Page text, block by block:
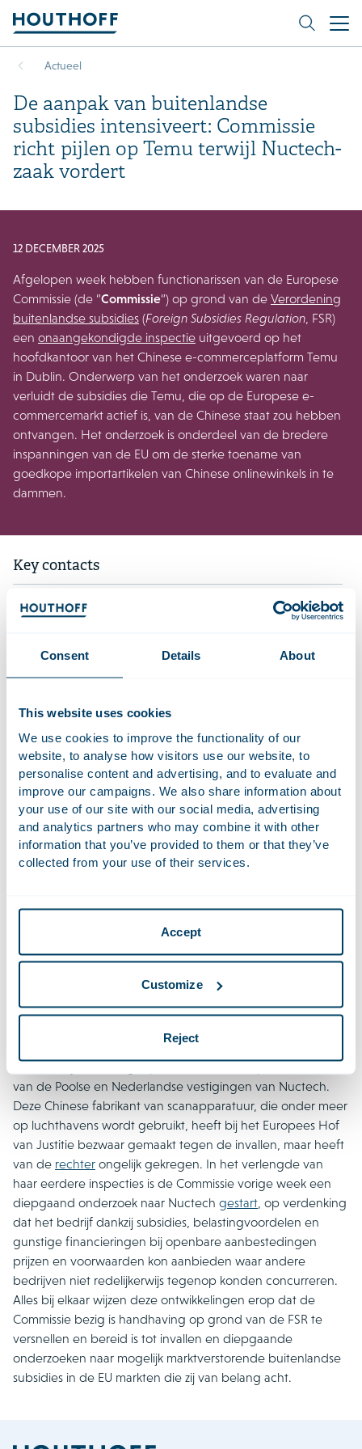
Consent Details About
This website uses cookies
We use cookies to improve the functionality of our
website, to analyse how visitors use our website, to
personalise content and advertising, and to evaluate and
improve our campaigns. We also share information about
your use of our site with our social media, advertising
and analytics partners who may combine it with other
information that you’ve provided to them or that they’ve
collected from your use of their services.
Accept
Customize
Reject
Actueel
De aanpak van buitenlandse
subsidies intensiveert: Commissie
richt pijlen op Temu terwijl Nuctech-
zaak vordert
12 DECEMBER 2025
Afgelopen week hebben functionarissen van de Europese
Commissie (de “Commissie“) op grond van de Verordening
buitenlandse subsidies (Foreign Subsidies Regulation, FSR)
een onaangekondigde inspectie uitgevoerd op het
hoofdkantoor van het Chinese e-commerceplatform Temu
in Dublin. Onderwerp van het onderzoek waren naar
verluidt de subsidies die Temu, die op de Europese e-
commercemarkt actief is, van de Chinese staat zou hebben
ontvangen. Het onderzoek is onderdeel van de bredere
inspanningen van de EU om de sterke toename van
goedkope importartikelen van Chinese onlinewinkels in te
dammen.
Key contacts
Yvo de Vries
Advocaat | Partner
Greetje van Heezik
Met de FSR wil de EU oneerlijke concurrentie op de interne
markt tegengaan door op te treden tegen
marktverstorende subsidies uit landen buiten de EU.
Dergelijke subsidies kunnen de begunstigde
ondernemingen een oneerlijk voordeel verschaffen en
derhalve de interne markt negatief beïnvloeden. In de FSR
is een meldingsplicht opgenomen voor bepaalde openbare
) onderzoeken verschillen wezenlijk
van onderzoeken naar aanleiding van een melding: de
Commissie wordt niet beperkt door strikte deadlines en kan
subsidies die tot tien jaar terug (maar niet eerder dan juli
2018) zijn ontvangen onderzoeken, versus drie jaar bij
van de Poolse en Nederlandse vestigingen van Nuctech.
Deze Chinese fabrikant van scanapparatuur, die onder meer
op luchthavens wordt gebruikt, heeft bij het Europees Hof
van Justitie bezwaar gemaakt tegen de invallen, maar heeft
van de rechter ongelijk gekregen. In het verlengde van
haar eerdere inspecties is de Commissie vorige week een
diepgaand onderzoek naar Nuctech gestart, op verdenking
dat het bedrijf dankzij subsidies, belastingvoordelen en
gunstige financieringen bij openbare aanbestedingen
prijzen en voorwaarden kon aanbieden waar andere
bedrijven niet redelijkerwijs tegenop konden concurreren.
Alles bij elkaar wijzen deze ontwikkelingen erop dat de
Commissie bezig is handhaving op grond van de FSR te
versnellen en bereid is tot invallen en diepgaande
onderzoeken naar mogelijk marktverstorende buitenlandse
subsidies in de EU markten die zij van belang acht.